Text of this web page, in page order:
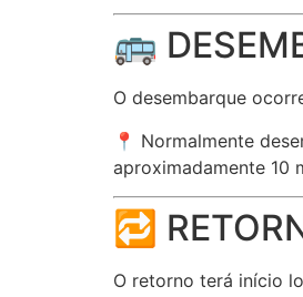
🚌
O desembarque
📍 Normalmente
aproximadamente 10
🔁
O retorno terá início